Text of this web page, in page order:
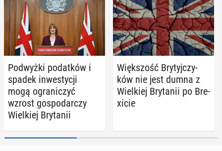
Pod­wyż­ki po­dat­ków i
spadek in­we­sty­cji
mogą ogra­ni­czyć
wzrost go­spo­dar­czy
Wiel­kiej Bry­ta­nii
Więk­szość Bry­tyj­czy­
ków nie jest dumna z
Wiel­kiej Bry­ta­nii po Bre­
xi­cie